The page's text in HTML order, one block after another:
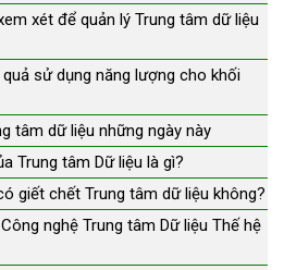
xét để quản lý Trung tâm dữ liệu
sử dụng năng lượng cho khối
tâm dữ liệu những ngày này
Trung tâm Dữ liệu là gì?
giết chết Trung tâm dữ liệu không?
nghệ Trung tâm Dữ liệu Thế hệ